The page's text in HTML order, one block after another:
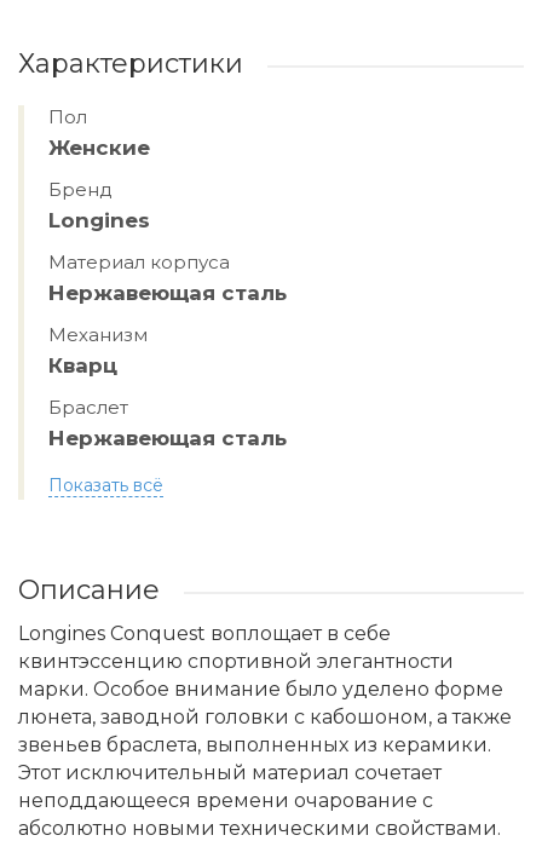
Характеристики
Пол
Женские
Бренд
Longines
Материал корпуса
Нержавеющая сталь
Механизм
Кварц
Браслет
Нержавеющая сталь
Показать всё
Описание
Longines Conquest воплощает в себе
квинтэссенцию спортивной элегантности
марки. Особое внимание было уделено форме
люнета, заводной головки с кабошоном, а также
звеньев браслета, выполненных из керамики.
Этот исключительный материал сочетает
неподдающееся времени очарование с
абсолютно новыми техническими свойствами.